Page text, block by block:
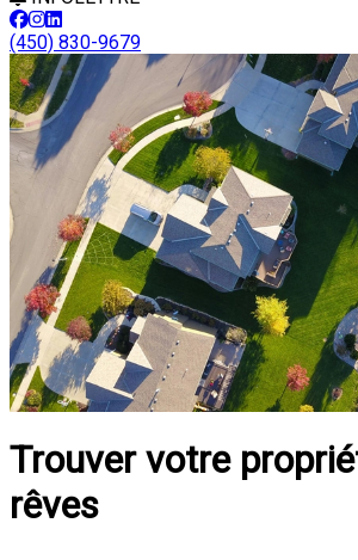
(450) 830-9679
Trouver votre
rêves